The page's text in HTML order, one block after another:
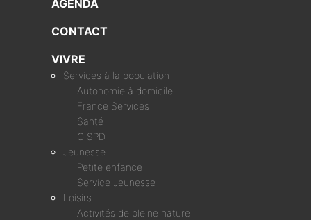
AGENDA
CONTACT
VIVRE
Services à la population
Autonomie à domicile
France Services
Santé
CISPD
Jeunesse
Petite enfance
Service Jeunesse
Loisirs
Activités de pleine nature